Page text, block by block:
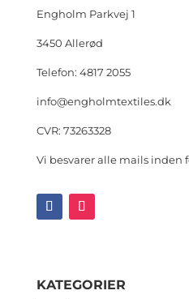
Engholm Parkvej 1
3450 Allerød
Telefon: 4817 2055
info@engholmtextiles.dk
CVR: 73263328
Vi besvarer alle mails inden
KATEGORIER